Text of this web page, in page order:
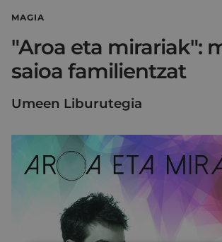
MAGIA
"Aroa eta mirariak":
saioa familientzat
Umeen Liburutegia